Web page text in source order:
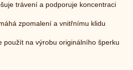
trávení a podporuje koncentraci
zpomalení a vnitřnímu klidu
použít na výrobu originálního šperku